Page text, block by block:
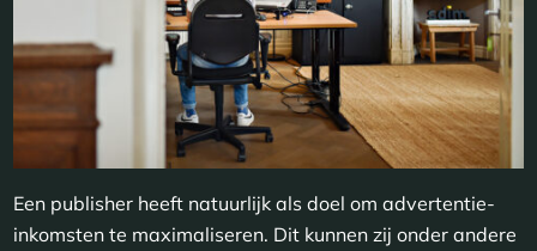
Een publisher heeft natuurlijk als doel om advertentie-
inkomsten te maximaliseren. Dit kunnen zij onder andere